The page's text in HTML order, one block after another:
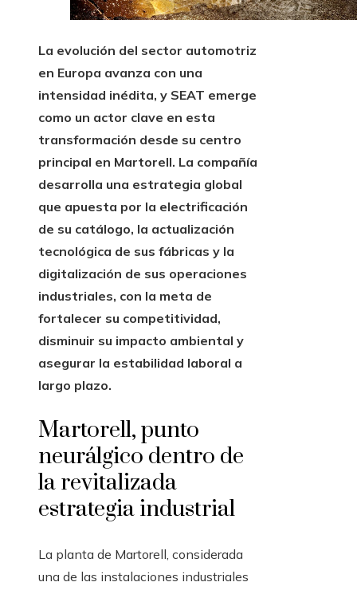
La evolución del sector automotriz
en Europa avanza con una
intensidad inédita, y SEAT emerge
como un actor clave en esta
transformación desde su centro
principal en Martorell. La compañía
desarrolla una estrategia global
que apuesta por la electrificación
de su catálogo, la actualización
tecnológica de sus fábricas y la
digitalización de sus operaciones
industriales, con la meta de
fortalecer su competitividad,
disminuir su impacto ambiental y
asegurar la estabilidad laboral a
largo plazo.
Martorell, punto
neurálgico dentro de
la revitalizada
estrategia industrial
La planta de Martorell, considerada
una de las instalaciones industriales